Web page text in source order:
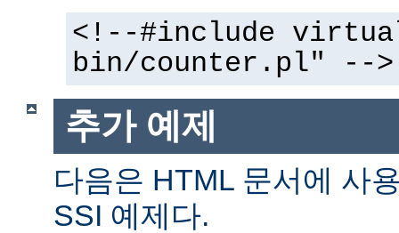
<!--#include
bin/counter.pl" -->
추가 예제
다음은 HTML 문서에 사
SSI 예제다.